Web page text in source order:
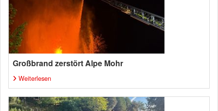
Großbrand zerstört Alpe Mohr
Weiterlesen